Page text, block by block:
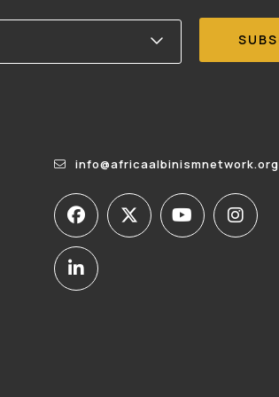
info@africaalbinismnetwork.org